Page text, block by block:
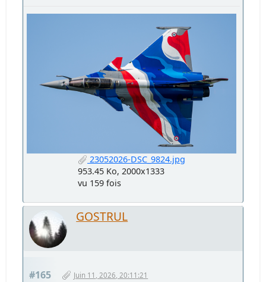
23052026-DSC_9824.jpg
953.45 Ko, 2000x1333
vu 159 fois
GOSTRUL
#165 Juin 11, 2026, 20:11:21